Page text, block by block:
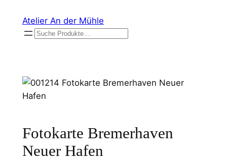
Inhalt
springen
Atelier An der Mühle
Suchen
Fotokarte Bremerhaven
Neuer Hafen